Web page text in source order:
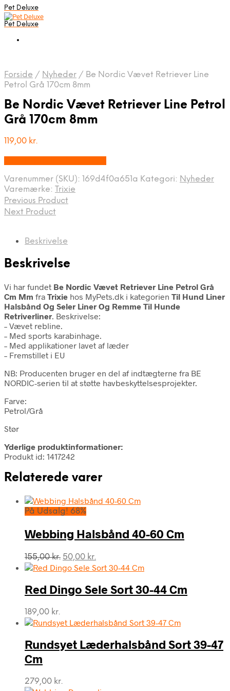
Pet Deluxe
Pet Deluxe
Forside / Nyheder / Be Nordic Vævet Retriever Line
Petrol Grå 170cm 8mm
Be Nordic Vævet Retriever Line Petrol
Grå 170cm 8mm
119,00 kr.
Varenummer (SKU): 169d4f0a651a Kategori: Nyheder
Varemærke: Trixie
Previous Product
Next Product
Beskrivelse
Beskrivelse
Vi har fundet Be Nordic Vævet Retriever Line Petrol Grå
Cm Mm fra Trixie hos MyPets.dk i kategorien Til Hund Liner
Halsbånd Og Seler Liner Og Remme Til Hunde
Retriverliner. Beskrivelse:
– Vævet rebline.
– Med sports karabinhage.
– Med applikationer lavet af læder
– Fremstillet i EU
NB: Producenten bruger en del af indtægterne fra BE
NORDIC-serien til at støtte havbeskyttelsesprojekter.
Farve:
Petrol/Grå
Stør
Yderlige produktinformationer:
Produkt id: 1417242
Relaterede varer
På Udsalg! 68%
Webbing Halsbånd 40-60 Cm
155,00kr. Den
oprindelige
var:
155,00 kr..
50,00 kr.
aktuelle
er:
50,00 kr..
Red Dingo Sele Sort 30-44 Cm
189,00 kr.
Rundsyet Læderhalsbånd Sort 39-47
Cm
279,00 kr.